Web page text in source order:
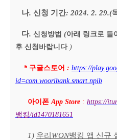
나. 신청 기간: 2024. 2. 29.(
다. 신청방법 (아래 링크로 들
후 신청바랍니다.)
* 구글스토어 : https://
id=com.wooribank.smart.npib
아이폰 App Store : https://
뱅킹/id1470181651
1) 우리 WON뱅킹 앱 신규